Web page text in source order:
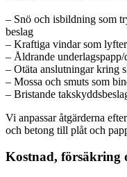
– Snö och isbildning som
beslag
– Kraftiga vindar som
– Åldrande
– Otäta anslutningar kring
– Mossa och smuts som
– Bristande
Vi anpassar åtgärderna
och betong till plåt och
Kostnad, försäkring